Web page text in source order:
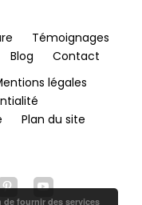
Témoignages
Blog
Contact
légales
Plan du site
fournir des services